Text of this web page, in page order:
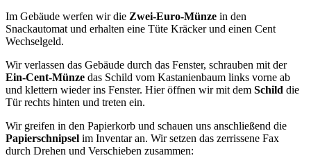
Im Gebäude werfen wir die Zwei-Euro-Münze in den
Snackautomat und erhalten eine Tüte Kräcker und einen Cent
Wechselgeld.
Wir verlassen das Gebäude durch das Fenster, schrauben mit der
Ein-Cent-Münze das Schild vom Kastanienbaum links vorne ab
und klettern wieder ins Fenster. Hier öffnen wir mit dem Schild die
Tür rechts hinten und treten ein.
Wir greifen in den Papierkorb und schauen uns anschließend die
Papierschnipsel im Inventar an. Wir setzen das zerrissene Fax
durch Drehen und Verschieben zusammen: